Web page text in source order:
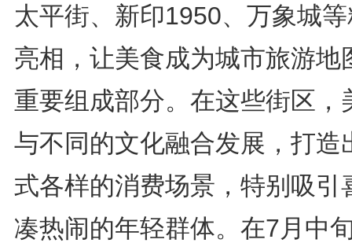
太平街、新印1950、万象城
亮相，让美食成为城市旅游地
重要组成部分。在这些街区，
与不同的文化融合发展，打造
式各样的消费场景，特别吸引
凑热闹的年轻群体。在7月中